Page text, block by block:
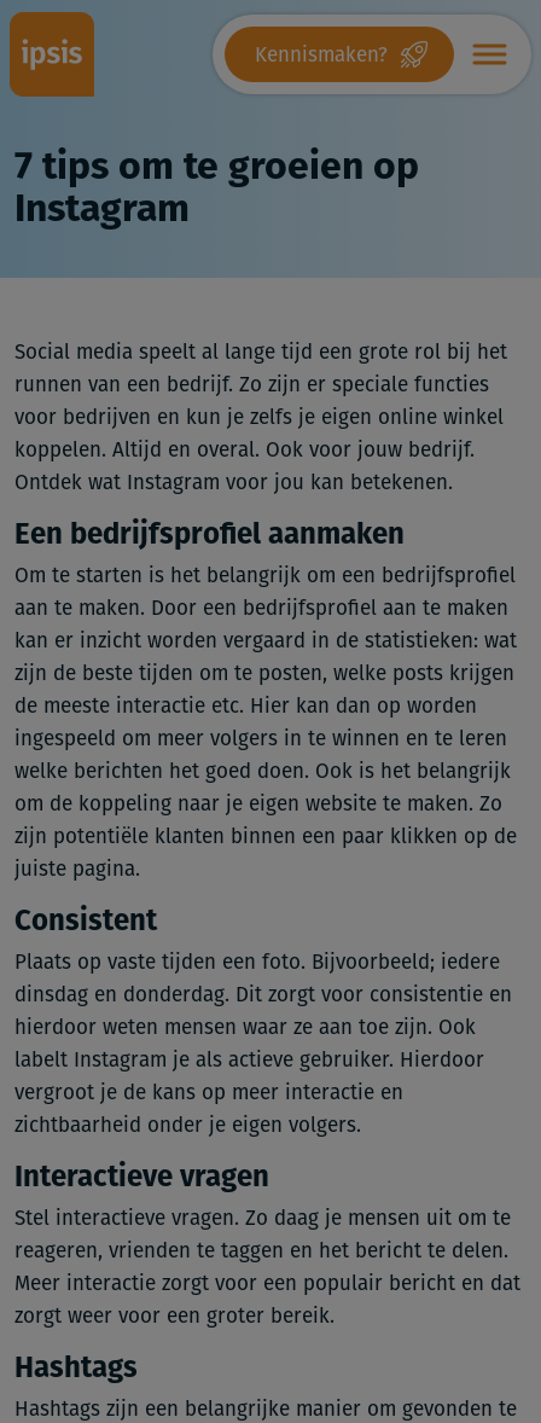
Kennismaken?
7 tips om te groeien op
Instagram
Social media speelt al lange tijd een grote rol bij het
runnen van een bedrijf. Zo zijn er speciale functies
voor bedrijven en kun je zelfs je eigen online winkel
koppelen. Altijd en overal. Ook voor jouw bedrijf.
Ontdek wat Instagram voor jou kan betekenen.
Een bedrijfsprofiel aanmaken
Om te starten is het belangrijk om een bedrijfsprofiel
aan te maken. Door een bedrijfsprofiel aan te maken
kan er inzicht worden vergaard in de statistieken: wat
zijn de beste tijden om te posten, welke posts krijgen
de meeste interactie etc. Hier kan dan op worden
ingespeeld om meer volgers in te winnen en te leren
welke berichten het goed doen. Ook is het belangrijk
om de koppeling naar je eigen website te maken. Zo
zijn potentiële klanten binnen een paar klikken op de
juiste pagina.
Consistent
Plaats op vaste tijden een foto. Bijvoorbeeld; iedere
dinsdag en donderdag. Dit zorgt voor consistentie en
hierdoor weten mensen waar ze aan toe zijn. Ook
labelt Instagram je als actieve gebruiker. Hierdoor
vergroot je de kans op meer interactie en
zichtbaarheid onder je eigen volgers.
Interactieve vragen
Stel interactieve vragen. Zo daag je mensen uit om te
reageren, vrienden te taggen en het bericht te delen.
Meer interactie zorgt voor een populair bericht en dat
zorgt weer voor een groter bereik.
Hashtags
Hashtags zijn een belangrijke manier om gevonden te